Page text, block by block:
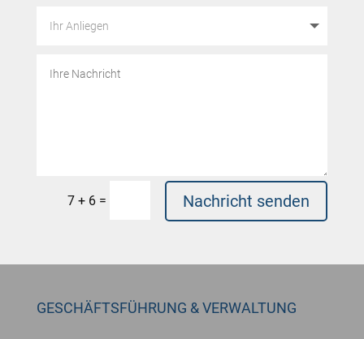
7 + 6 = Nachricht senden
GESCHÄFTSFÜHRUNG & VERWALTUNG